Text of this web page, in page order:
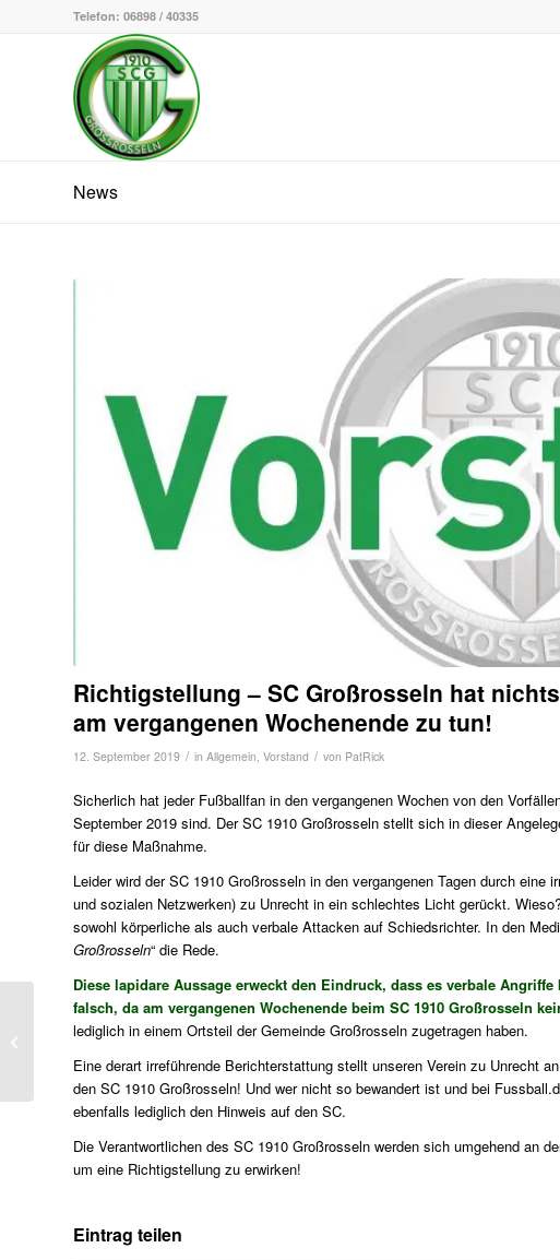
Telefon: 06898 / 40335
News
Richtigstellung – SC Großrosseln hat
am vergangenen Wochenende zu tun!
12. September 2019 / in Allgemein Vorstand / von PatRick
Sicherlich hat jeder Fußballfan in den vergangenen Wochen von den
September 2019 sind. Der SC 1910 Großrosseln stellt sich in dieser
für diese Maßnahme.
Leider wird der SC 1910 Großrosseln in den vergangenen Tagen durch
und sozialen Netzwerken) zu Unrecht in ein schlechtes Licht gerückt.
sowohl körperliche als auch verbale Attacken auf Schiedsrichter. In den
Großrosseln“ die Rede.
Diese lapidare Aussage erweckt den Eindruck, dass es verbale
falsch, da am vergangenen Wochenende beim SC 1910 Großrosseln
lediglich in einem Ortsteil der Gemeinde Großrosseln zugetragen haben.
Eine derart irreführende Berichterstattung stellt unseren Verein zu Unrecht
den SC 1910 Großrosseln! Und wer nicht so bewandert ist und bei
ebenfalls lediglich den Hinweis auf den SC.
Die Verantwortlichen des SC 1910 Großrosseln werden sich umgehend an
um eine Richtigstellung zu erwirken!
Eintrag teilen
Dorffest 2019 – ein